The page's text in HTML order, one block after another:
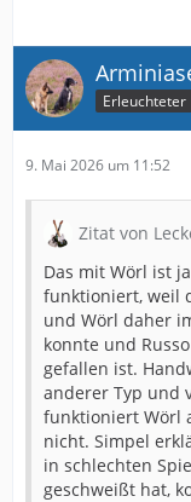
Erleuchteter
9. Mai 2026 um 11:52
Zitat von
Das mit Wörl ist
funktioniert, weil
und Wörl daher
konnte und
gefallen ist.
anderer Typ und
funktioniert Wörl
nicht. Simpel
in schlechten
geschweißt hat,